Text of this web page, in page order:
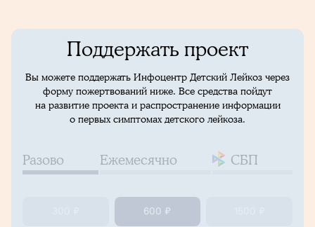
Поддержать проект
Вы можете поддержать Инфоцентр Детский Лейкоз через
форму пожертвований ниже. Все средства пойдут
на развитие проекта и распространение информации
о первых симптомах детского лейкоза.
Разово Ежемесячно СБП
600 ₽